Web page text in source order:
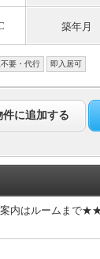
築年月
要・代行 即入居可
に追加する
はルームまで